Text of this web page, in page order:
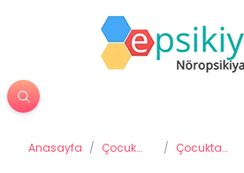
Anasayfa / Çocuk
/ Çocukta